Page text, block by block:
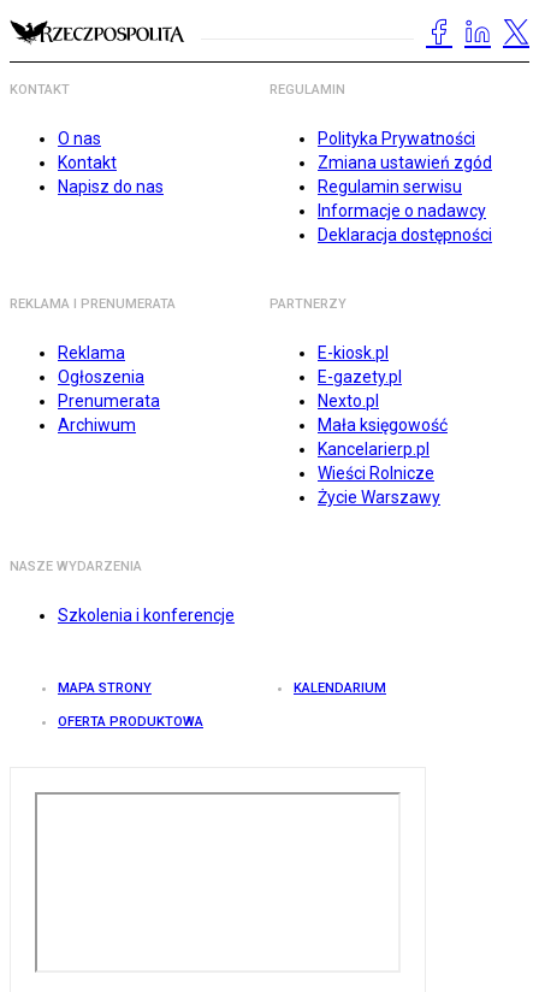
KONTAKT
O nas
Kontakt
Napisz do nas
REGULAMIN
Polityka Prywatności
Zmiana ustawień zgód
Regulamin serwisu
Informacje o nadawcy
Deklaracja dostępności
REKLAMA I PRENUMERATA
Reklama
Ogłoszenia
Prenumerata
Archiwum
PARTNERZY
E-kiosk.pl
E-gazety.pl
Nexto.pl
Mała księgowość
Kancelarierp.pl
Wieści Rolnicze
Życie Warszawy
NASZE WYDARZENIA
Szkolenia i konferencje
MAPA STRONY KALENDARIUM
OFERTA PRODUKTOWA